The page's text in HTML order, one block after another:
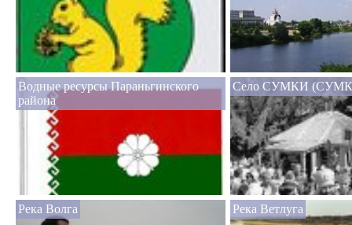
Водные ресурсы Параньгинского
района
Село СУМКИ
Река Волга Река Ветлуга